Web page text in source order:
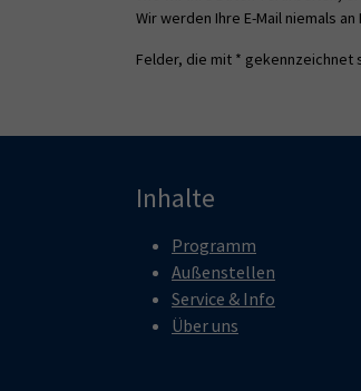
Wir werden Ihre E-Mail niemals
Felder, die mit * gekennzeichnet
Inhalte
Programm
Außenstellen
Service & Info
Über uns